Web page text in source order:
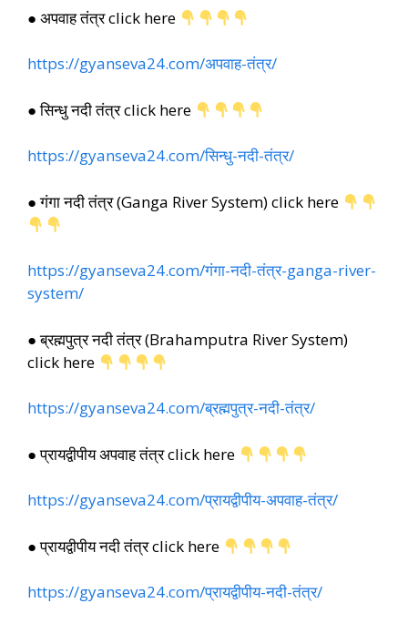
● अपवाह तंत्र click here
https://gyanseva24.com/अपवाह-तंत्र/
● सिन्धु नदी तंत्र click here
https://gyanseva24.com/सिन्धु-नदी-तंत्र/
● गंगा नदी तंत्र (Ganga River System) click here
https://gyanseva24.com/गंगा-नदी-तंत्र-ganga-river-
system/
● ब्रह्मपुत्र नदी तंत्र (Brahamputra River System)
click here
https://gyanseva24.com/ब्रह्मपुत्र-नदी-तंत्र/
● प्रायद्वीपीय अपवाह तंत्र click here
https://gyanseva24.com/प्रायद्वीपीय-अपवाह-तंत्र/
● प्रायद्वीपीय नदी तंत्र click here
https://gyanseva24.com/प्रायद्वीपीय-नदी-तंत्र/